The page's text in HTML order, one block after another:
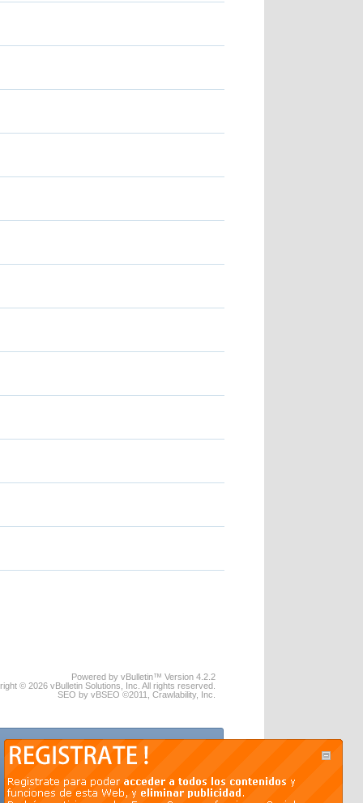
Powered by vBulletin™ Version 4.2.2
© 2026 vBulletin Solutions, Inc. All rights reserved.
SEO by vBSEO ©2011, Crawlability, Inc.